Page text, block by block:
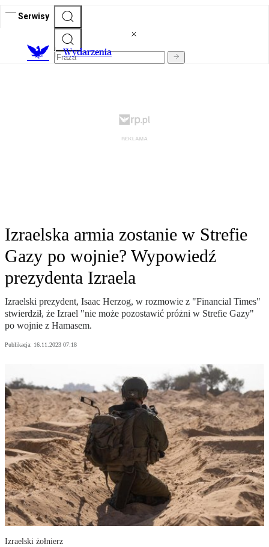
Serwisy
Wydarzenia
Izraelska armia zostanie w Strefie
Gazy po wojnie? Wypowiedź
prezydenta Izraela
Izraelski prezydent, Isaac Herzog, w rozmowie z "Financial Times"
stwierdził, że Izrael "nie może pozostawić próżni w Strefie Gazy"
po wojnie z Hamasem.
Publikacja: 16.11.2023 07:18
Izraelski żołnierz